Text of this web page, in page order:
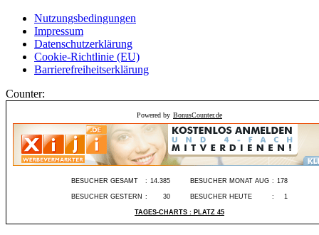
Nutzungsbedingungen
Impressum
Datenschutzerklärung
Cookie-Richtlinie (EU)
Barrierefreiheitserklärung
Counter:
Powered by BonusCounter.de
BESUCHER GESAMT : 14.385 BESUCHER MONAT AUG : 178
BESUCHER GESTERN : 30 BESUCHER HEUTE : 1
TAGES-CHARTS : PLATZ 45